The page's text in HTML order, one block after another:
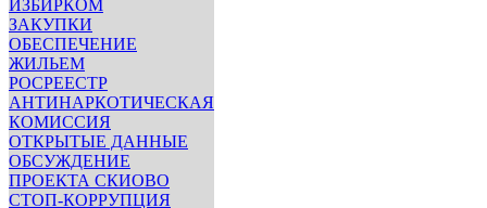
ИЗБИРКОМ
ЗАКУПКИ
ОБЕСПЕЧЕНИЕ
ЖИЛЬЕМ
РОСРЕЕСТР
АНТИНАРКОТИЧЕСКАЯ
КОМИССИЯ
ОТКРЫТЫЕ ДАННЫЕ
ОБСУЖДЕНИЕ
ПРОЕКТА СКИОВО
СТОП-КОРРУПЦИЯ